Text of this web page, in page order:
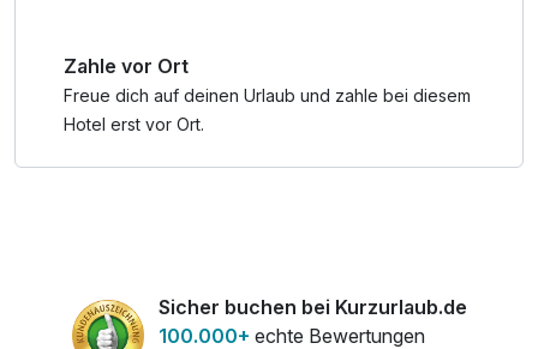
Sodbrennen, Übergewicht und zur Regulierung der
Magensäure,
+ Mineralbad mit Magnesium für Sie & Ihn – ein
Zahle vor Ort
Freue dich auf deinen Urlaub und zahle bei diesem
Hotel erst vor Ort.
Sicher buchen bei Kurzurlaub.de
100.000+ echte Bewertungen